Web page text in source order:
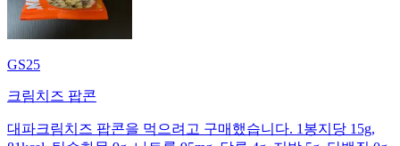
GS25
크림치즈 팝콘
대파크림치즈 팝콘을 먹으려고 구매했습니다. 1봉지당 15g,